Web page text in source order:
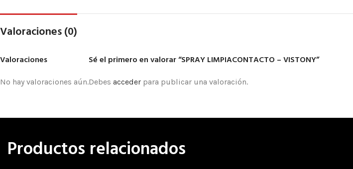
Valoraciones (0)
Valoraciones
No hay valoraciones aún.
Sé el primero en valorar “SPRAY LIMPIACONTACTO – VISTONY”
Debes acceder para publicar una valoración.
Productos relacionados